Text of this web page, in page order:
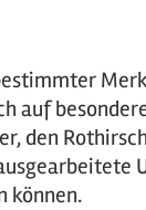
auf
den
können.